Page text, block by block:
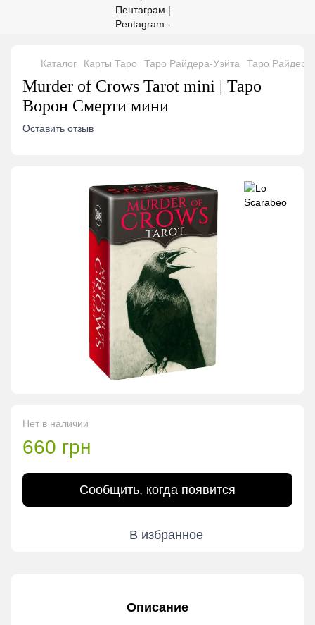
Каталог Карты Таро Таро Райдера-Уэйта Таро
Murder of Crows Tarot mini | Таро
Ворон Смерти мини
Оставить отзыв
Нет в наличии
660 грн
Сообщить, когда появится
В избранное
Описание